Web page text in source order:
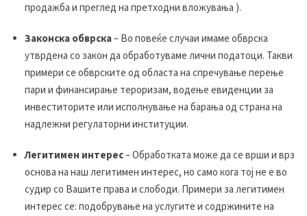
продажба и преглед на претходни вложувања ).
Законска обврска– Во повеќе случаи имаме обврска
утврдена со закон да обработуваме лични податоци. Такви
примери се обврските од областа на спречување перење
пари и финансирање тероризам, водење евиденции за
инвеститорите или исполнување на барања од страна на
надлежни регулаторни институции.
Легитимен интерес– Обработката може да се врши и врз
основа на наш легитимен интерес, но само кога тој не е во
судир со Вашите права и слободи. Примери за легитимен
интерес се: подобрување на услугите и содржините на